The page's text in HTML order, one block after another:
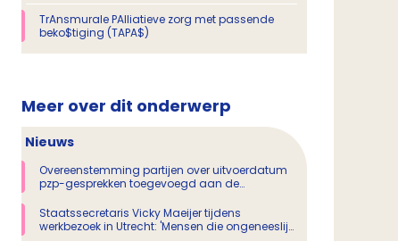
TrAnsmurale PAlliatieve zorg met passende
beko$tiging (TAPA$)
Meer over dit onderwerp
Nieuws
Overeenstemming partijen over uitvoerdatum
pzp-gesprekken toegevoegd aan de
Staatssecretaris Vicky Maeijer tijdens
werkbezoek in Utrecht: 'Mensen die ongeneeslijk